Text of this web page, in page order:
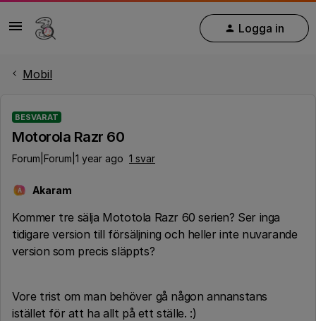
Logga in
Mobil
BESVARAT
Motorola Razr 60
Forum|Forum|1 year ago 1 svar
A Akaram
Kommer tre sälja Mototola Razr 60 serien? Ser inga
tidigare version till försäljning och heller inte nuvarande
version som precis släppts?
Vore trist om man behöver gå någon annanstans
istället för att ha allt på ett ställe. :)